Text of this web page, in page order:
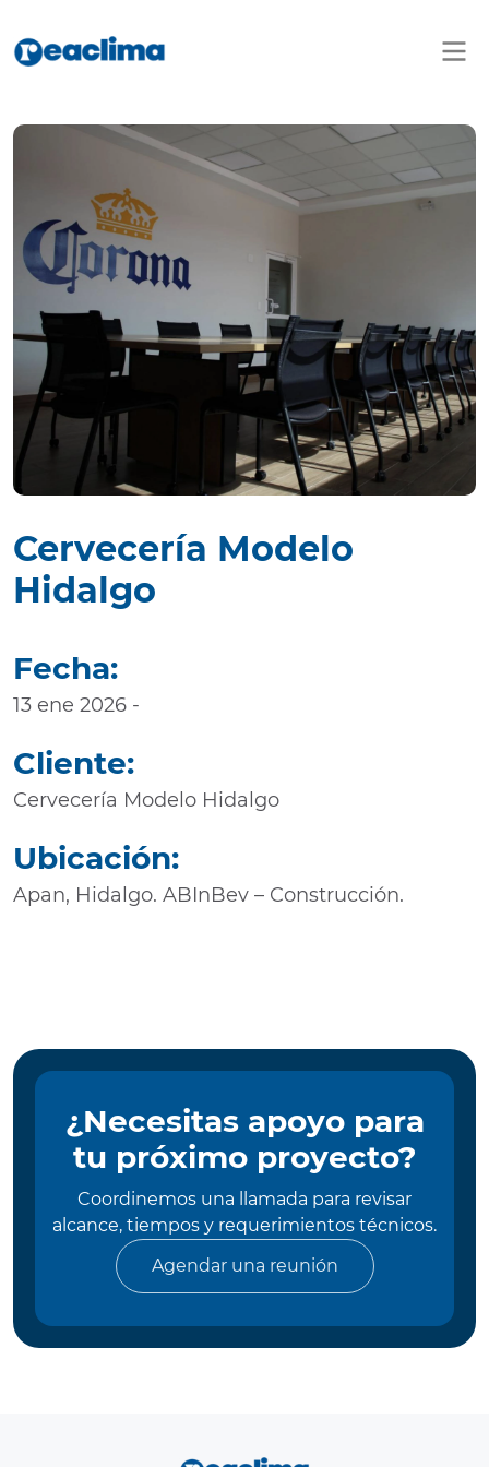
Cervecería Modelo
Hidalgo
Fecha:
13 ene 2026 -
Cliente:
Cervecería Modelo Hidalgo
Ubicación:
Apan, Hidalgo. ABInBev – Construcción.
¿Necesitas apoyo para
tu próximo proyecto?
Coordinemos una llamada para revisar
alcance, tiempos y requerimientos técnicos.
Agendar una reunión